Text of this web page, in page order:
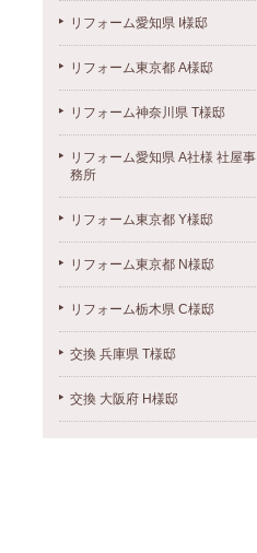
リフォーム愛知県 I様邸
リフォーム東京都 A様邸
リフォーム神奈川県 T様邸
リフォーム愛知県 A社様 社屋事
務所
リフォーム東京都 Y様邸
リフォーム東京都 N様邸
リフォーム栃木県 C様邸
交換 兵庫県 T様邸
交換 大阪府 H様邸